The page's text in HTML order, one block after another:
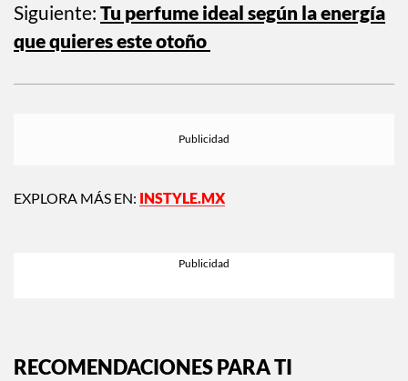
Siguiente: Tu perfume ideal según la energía
que quieres este otoño
EXPLORA MÁS EN: INSTYLE.MX
RECOMENDACIONES PARA TI